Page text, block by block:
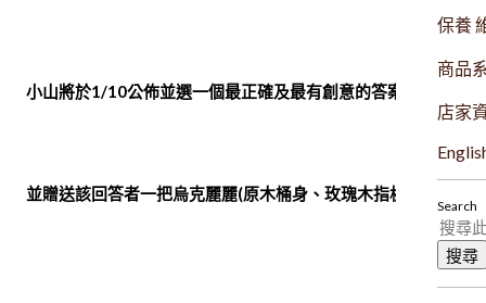
小山將於1/10公佈並選一個最正確及最有創意的答案
並贈送該回答者一把烏克麗麗(原木桶身、玫瑰木指板)。
保養
商品
店家
Search